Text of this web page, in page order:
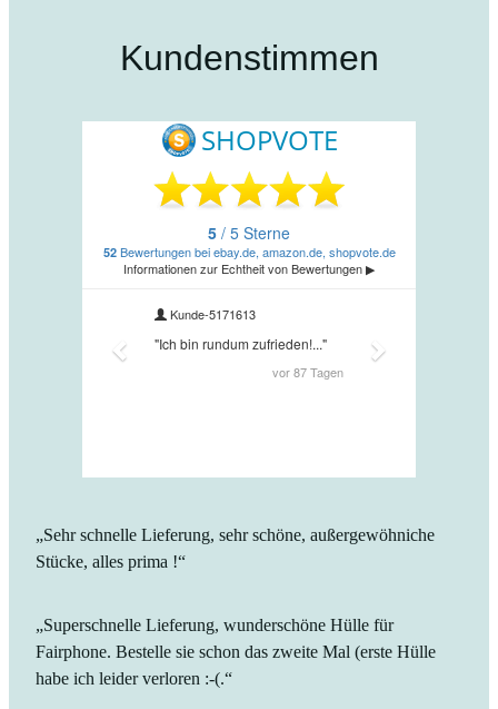
Kundenstimmen
„Sehr schnelle Lieferung, sehr schöne, außergewöhniche
Stücke, alles prima !“
„Superschnelle Lieferung, wunderschöne Hülle für
Fairphone. Bestelle sie schon das zweite Mal (erste Hülle
habe ich leider verloren :-(.“